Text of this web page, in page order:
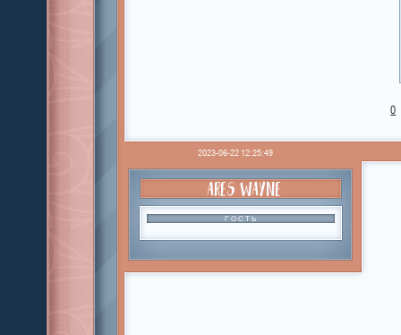
0
2023-06-22 12:25:49
ARES WAYNE
ГОСТЬ